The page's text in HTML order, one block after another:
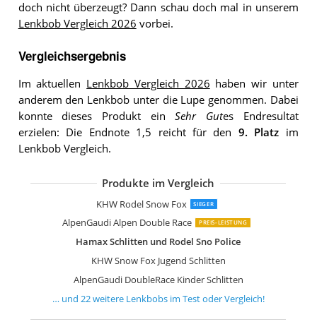
doch nicht überzeugt? Dann schau doch mal in unserem
Lenkbob Vergleich 2026 vorbei.
Vergleichsergebnis
Im aktuellen Lenkbob Vergleich 2026 haben wir unter
anderem den Lenkbob unter die Lupe genommen. Dabei
konnte dieses Produkt einSehr Gutes Endresultat
erzielen: Die Endnote 1,5 reicht für den 9. Platz im
Lenkbob Vergleich.
Produkte im Vergleich
KHW Rodel Snow Fox SIEGER
AlpenGaudi Alpen Double Race PREIS-LEISTUNG
Hamax Schlitten und Rodel Sno Police
KHW Snow Fox Jugend Schlitten
AlpenGaudi DoubleRace Kinder Schlitten
KHW Rodel Grau
Franz Schneider 200115 Bob Snow
Gizmo Riders Lenkschlitten
NEUSTANLO by Hamax Bob
Gizmo Riders Lenkschlitten
Gizmo Riders Lenkschlitten
AlpenGaudi Unisex Jugend Space
Hamax Bob Lenkbob
KHW Lenkschlitten Snow Fox Iceblue
KHW Lenkbob Snow Fox pink
KHW Lenkbob Snow Fox Iceblue
AlpenSpace BOB Schlitten Lenkbob
Plastkon Skipper Lenkbob
Dantoy Lenkschlitten
Hamax Bob Lenkbob
Neustanlo Rodel Grün
Rolly Toys Schlitten Schneesurfer
… und 22weitere Lenkbobsim Test oder Vergleich!